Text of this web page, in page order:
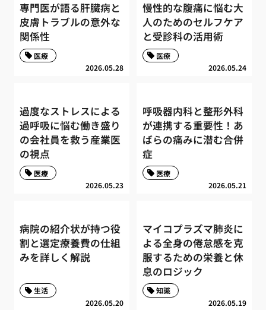
専門医が語る肝臓病と
皮膚トラブルの意外な
関係性
2026.05.28
医療
慢性的な腹痛に悩む大
人のためのセルフケア
と受診科の活用術
2026.05.24
医療
過度なストレスによる
過呼吸に悩む働き盛り
の会社員を救う産業医
の視点
2026.05.23
医療
呼吸器内科と整形外科
が連携する重要性！あ
ばらの痛みに潜む合併
症
2026.05.21
医療
病院の紹介状が持つ役
割と選定療養費の仕組
みを詳しく解説
2026.05.20
生活
マイコプラズマ肺炎に
よる全身の倦怠感を克
服するための栄養と休
息のロジック
2026.05.19
知識